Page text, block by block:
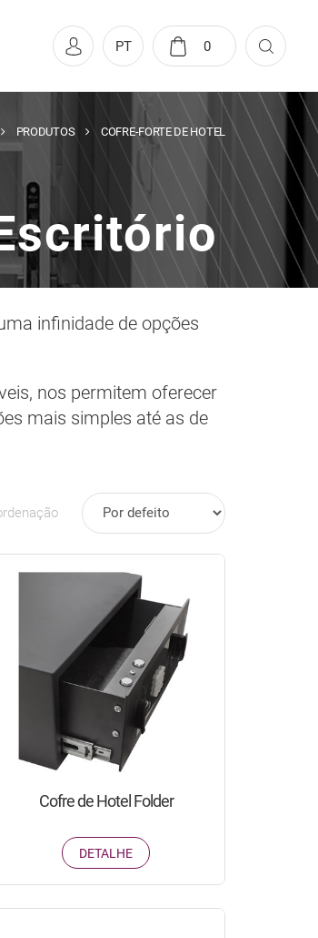
PT 0
PRODUTOS COFRE-FORTE DE HOTEL
infinidade de opções
nos permitem oferecer
mais simples até as de
Cofre de Hotel Folder
DETALHE